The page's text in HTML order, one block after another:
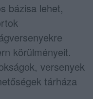
bázisa lehet,
körülményeit.
versenyek
tárháza